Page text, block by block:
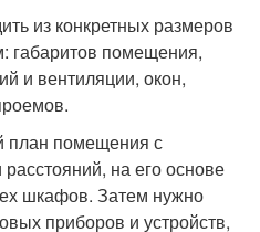
из конкретных размеров
габаритов помещения,
и вентиляции, окон,
план помещения с
на его основе
шкафов. Затем нужно
приборов и устройств,